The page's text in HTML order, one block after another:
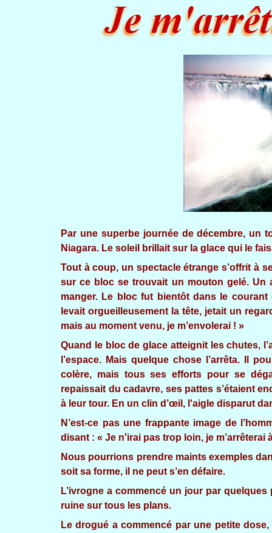
Par une superbe journée de décembre, un
Niagara. Le soleil brillait sur la glace qui le
Tout à coup, un spectacle étrange s’offrit à
sur ce bloc se trouvait un mouton gelé. Un
manger. Le bloc fut bientôt dans le
levait orgueilleusement la tête, jetait un
mais au moment venu, je m’envolerai ! »
Quand le bloc de glace atteignit les chutes,
l’espace. Mais quelque chose l’arrêta. Il
colère, mais tous ses efforts pour se
repaissait du cadavre, ses pattes s’étaient
à leur tour. En un clin d’œil, l'aigle disparut
N’est-ce pas une frappante image de
disant : « Je n'irai pas trop loin, je m’arrêterai
Nous pourrions prendre maints exemples
soit sa forme, il ne peut s’en défaire.
L’ivrogne a commencé un jour par
ruine sur tous les plans.
Le drogué a commencé par une petite